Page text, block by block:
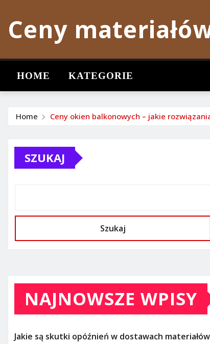
content
Ceny
HOME KATEGORIE
Home Ceny okien balkonowych – jakie
SZUKAJ
Szukaj
NAJNOWSZE WPISY
Jakie są skutki opóźnień w dostawach materiałów